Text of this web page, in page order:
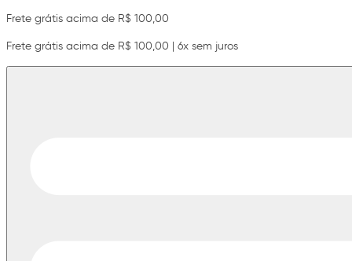
Frete grátis acima de R$ 100,00
Frete grátis acima de R$ 100,00 | 6x sem juros